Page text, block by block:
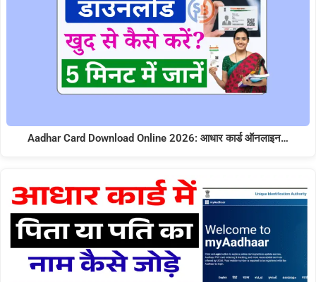
Aadhar Card Download Online 2026: आधार कार्ड ऑनलाइन…